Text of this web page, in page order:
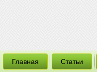
Главная Статьи